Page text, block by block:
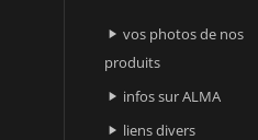
 vos photos de nos
produits
 infos sur ALMA
 liens divers